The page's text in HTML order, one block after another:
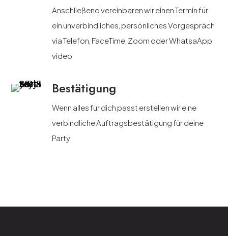
Anschließend vereinbaren wir einen Termin für
ein unverbindliches, persönliches Vorgespräch
via Telefon, FaceTime, Zoom oder WhatsaApp
video
Bestätigung
Wenn alles für dich passt erstellen wir eine
verbindliche Auftragsbestätigung für deine
Party.